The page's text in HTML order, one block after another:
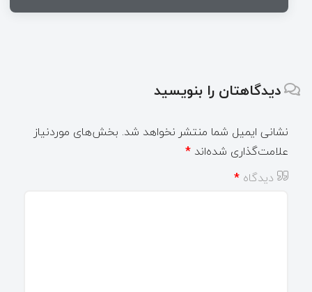
دیدگاهتان را بنویسید
نشانی ایمیل شما منتشر نخواهد شد. بخش‌های موردنیاز
علامت‌گذاری شده‌اند *
دیدگاه *